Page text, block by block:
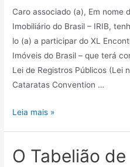
Caro associado (a), Em nome
Imobiliário do Brasil – IRIB,
lo (a) a participar do XL
Imóveis do Brasil – que terá
Lei de Registros Públicos (Lei
Cataratas Convention …
Leia mais »
O Tabelião